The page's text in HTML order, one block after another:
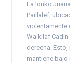
La lonko
Paillalef,
violentamente
Waikilaf Cadin
derecha.
mantiene bajo